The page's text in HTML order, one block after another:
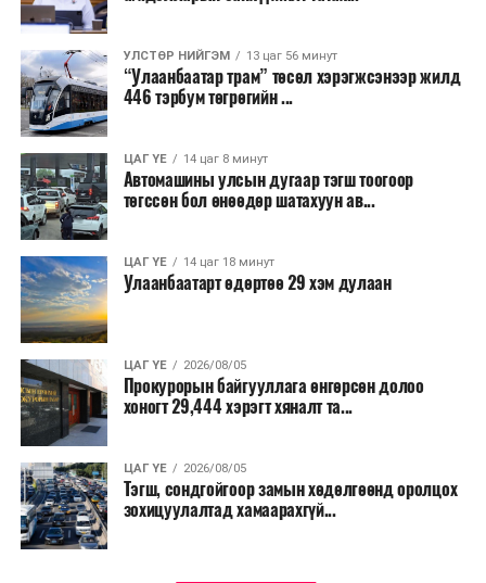
УЛСТӨР НИЙГЭМ 13 цаг 56 минут
“Улаанбаатар трам” төсөл хэрэгжсэнээр жилд
446 тэрбум төгрөгийн ...
ЦАГ ҮЕ 14 цаг 8 минут
Автомашины улсын дугаар тэгш тоогоор
төгссөн бол өнөөдөр шатахуун ав...
ЦАГ ҮЕ 14 цаг 18 минут
Улаанбаатарт өдөртөө 29 хэм дулаан
ЦАГ ҮЕ 2026/08/05
Прокурорын байгууллага өнгөрсөн долоо
хоногт 29,444 хэрэгт хяналт та...
ЦАГ ҮЕ 2026/08/05
Тэгш, сондгойгоор замын хөдөлгөөнд оролцох
зохицуулалтад хамаарахгүй...